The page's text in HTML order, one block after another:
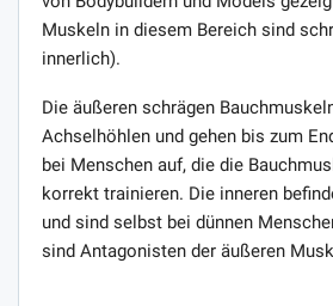
Muskeln in diesem Bereich sind
innerlich).
Die äußeren schrägen
Achselhöhlen und gehen bis zum
bei Menschen auf, die die
korrekt trainieren. Die inneren
und sind selbst bei dünnen
sind Antagonisten der äußeren